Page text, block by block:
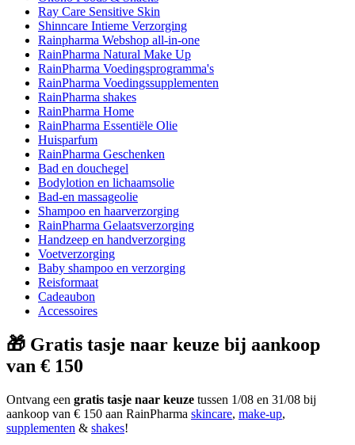
Ray Care Sensitive Skin
Shinncare Intieme Verzorging
Rainpharma Webshop all-in-one
RainPharma Natural Make Up
RainPharma Voedingsprogramma's
RainPharma Voedingssupplementen
RainPharma shakes
RainPharma Home
RainPharma Essentiële Olie
Huisparfum
RainPharma Geschenken
Bad en douchegel
Bodylotion en lichaamsolie
Bad-en massageolie
Shampoo en haarverzorging
RainPharma Gelaatsverzorging
Handzeep en handverzorging
Voetverzorging
Baby shampoo en verzorging
Reisformaat
Cadeaubon
Accessoires
🎁 Gratis tasje naar keuze bij aankoop
van € 150
Ontvang een gratis tasje naar keuze tussen 1/08 en 31/08 bij
aankoop van € 150 aan RainPharma skincare, make-up,
supplementen & shakes!